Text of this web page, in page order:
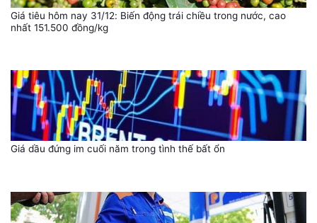
Giá tiêu hôm nay 31/12: Biến động trái chiều trong nước, cao
nhất 151.500 đồng/kg
Giá dầu đứng im cuối năm trong tình thế bất ổn